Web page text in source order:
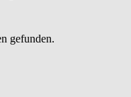
gefunden.